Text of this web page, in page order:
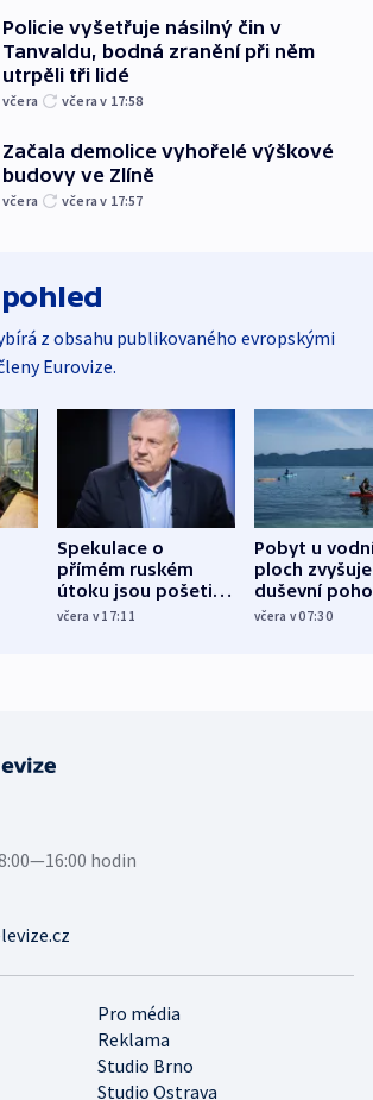
Policie vyšetřuje násilný čin v
Tanvaldu, bodná zranění při něm
utrpěli tři lidé
včera včera v 17:58
Začala demolice vyhořelé výškové
budovy ve Zlíně
včera včera v 17:57
z obsahu publikovaného evropskými
Eurovize.
Spekulace o
přímém ruském
útoku jsou pošetilé,
míní estonský
včera v 17:11
Pobyt u
ploch zvyšuje
duševní
ukázala
včera v 07:30
Pro média
Reklama
Studio Brno
Studio Ostrava
hodin